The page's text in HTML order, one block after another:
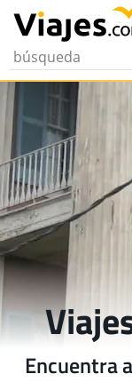
Encuentra